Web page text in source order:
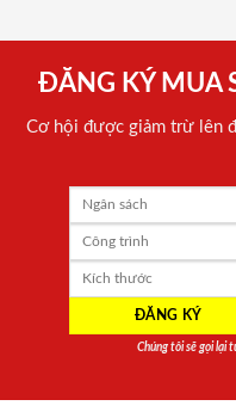
ĐĂNG KÝ MUA
Cơ hội được giảm trừ lên
Chúng tôi sẽ gọi lại